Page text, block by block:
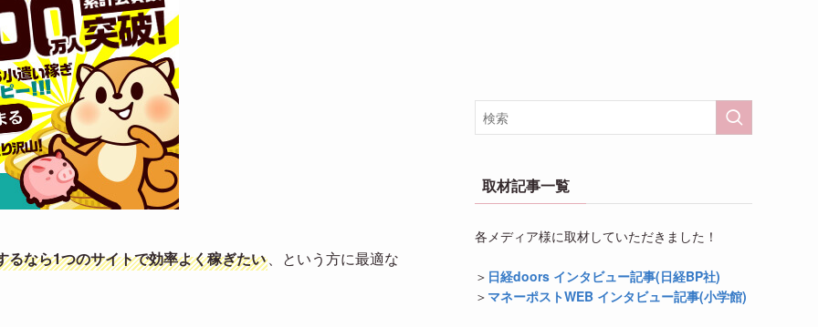
るなら1つのサイトで効率よく稼ぎたい、という方に最適な
取材記事一覧
各メディア様に取材していただきました！
＞ 日経doors インタビュー記事(日経BP社)
＞ マネーポストWEB インタビュー記事(小学館)